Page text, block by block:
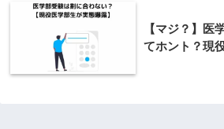
【マジ？】医
てホント？現